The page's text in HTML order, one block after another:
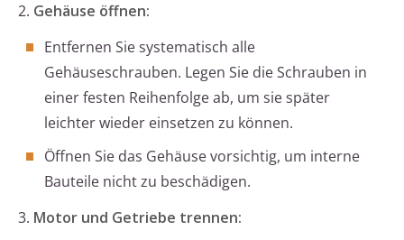
2. Gehäuse öffnen:
Entfernen Sie systematisch alle
Gehäuseschrauben. Legen Sie die Schrauben in
einer festen Reihenfolge ab, um sie später
leichter wieder einsetzen zu können.
Öffnen Sie das Gehäuse vorsichtig, um interne
Bauteile nicht zu beschädigen.
3. Motor und Getriebe trennen: